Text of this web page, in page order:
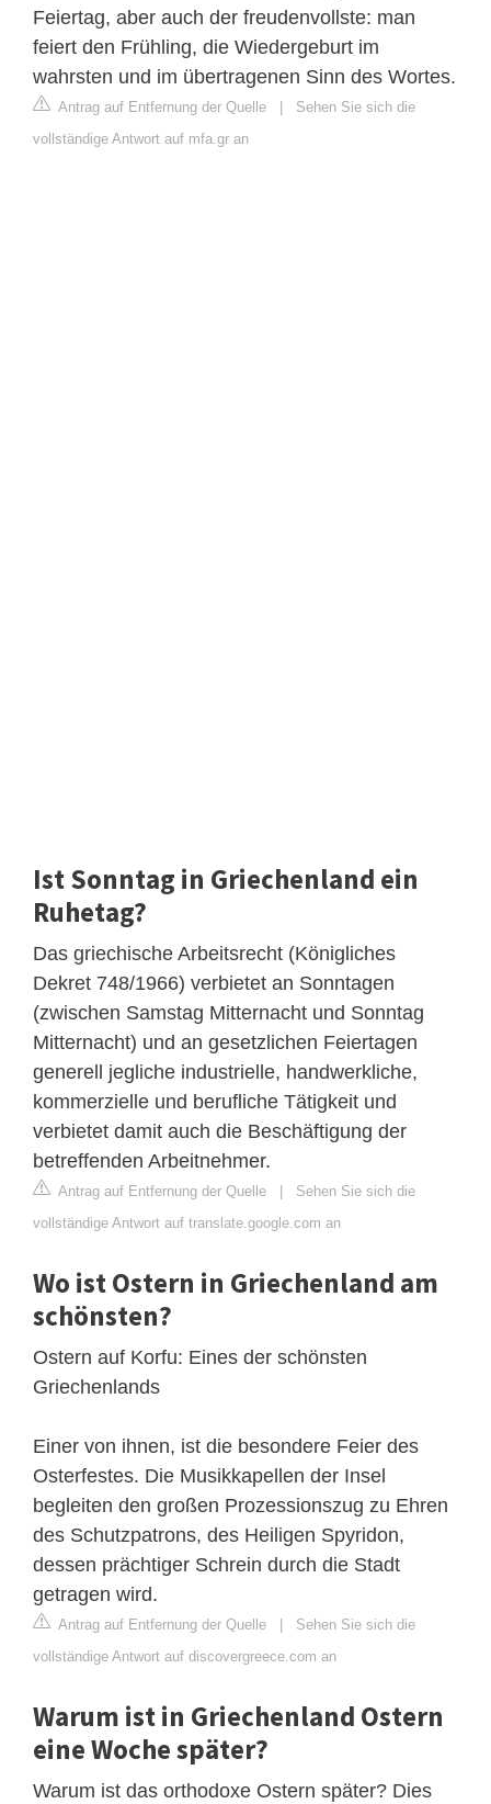
Feiertag, aber auch der freudenvollste: man
feiert den Frühling, die Wiedergeburt im
wahrsten und im übertragenen Sinn des Wortes.
Antrag auf Entfernung der Quelle | Sehen Sie sich die
vollständige Antwort auf mfa.gr an
Ist Sonntag in Griechenland ein
Ruhetag?
Das griechische Arbeitsrecht (Königliches
Dekret 748/1966) verbietet an Sonntagen
(zwischen Samstag Mitternacht und Sonntag
Mitternacht) und an gesetzlichen Feiertagen
generell jegliche industrielle, handwerkliche,
kommerzielle und berufliche Tätigkeit und
verbietet damit auch die Beschäftigung der
betreffenden Arbeitnehmer.
Antrag auf Entfernung der Quelle | Sehen Sie sich die
vollständige Antwort auf translate.google.com an
Wo ist Ostern in Griechenland am
schönsten?
Ostern auf Korfu: Eines der schönsten
Griechenlands
Einer von ihnen, ist die besondere Feier des
Osterfestes. Die Musikkapellen der Insel
begleiten den großen Prozessionszug zu Ehren
des Schutzpatrons, des Heiligen Spyridon,
dessen prächtiger Schrein durch die Stadt
getragen wird.
Antrag auf Entfernung der Quelle | Sehen Sie sich die
vollständige Antwort auf discovergreece.com an
Warum ist in Griechenland Ostern
eine Woche später?
Warum ist das orthodoxe Ostern später? Dies